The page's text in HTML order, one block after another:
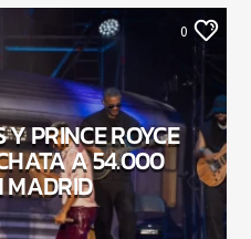
0
PRINCE ROYCE
A 54.000
MADRID